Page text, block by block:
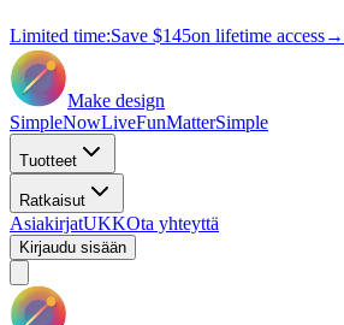
Limited time:Save $145on lifetime access→
Make design
SimpleNowLiveFunMatterSimple
Tuotteet
Ratkaisut
AsiakirjatUKKOta yhteyttä
Kirjaudu sisään